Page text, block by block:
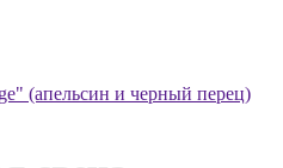
(апельсин и черный перец)